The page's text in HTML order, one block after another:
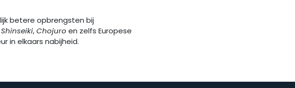
betere opbrengsten bij
Shinseiki,Chojuro en zelfs Europese
in elkaars nabijheid.